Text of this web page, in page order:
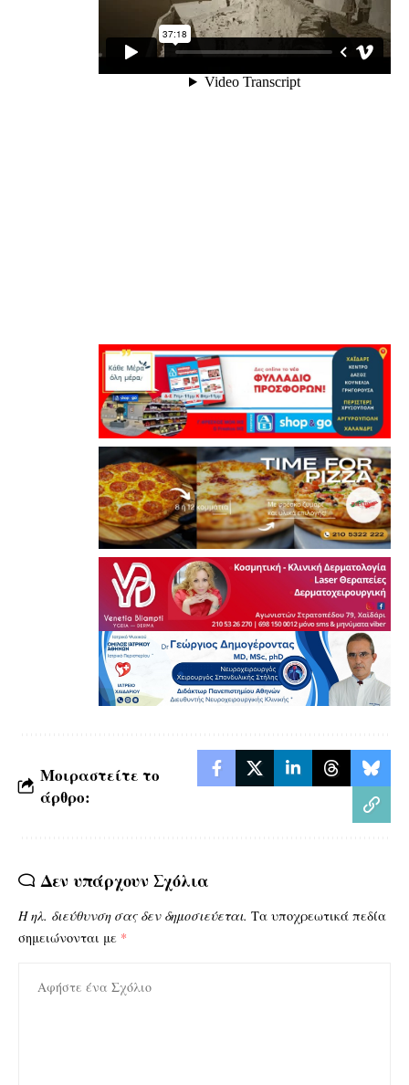
Μοιραστείτε το
άρθρο:
Δεν υπάρχουν Σχόλια
Η ηλ. διεύθυνση σας δεν δημοσιεύεται. Τα υποχρεωτικά πεδία
σημειώνονται με *